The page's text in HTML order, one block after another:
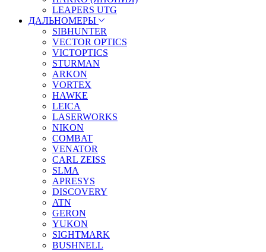
LEAPERS UTG
ДАЛЬНОМЕРЫ
SIBHUNTER
VECTOR OPTICS
VICTOPTICS
STURMAN
ARKON
VORTEX
HAWKE
LEICA
LASERWORKS
NIKON
COMBAT
VENATOR
CARL ZEISS
SLMA
APRESYS
DISCOVERY
ATN
GERON
YUKON
SIGHTMARK
BUSHNELL